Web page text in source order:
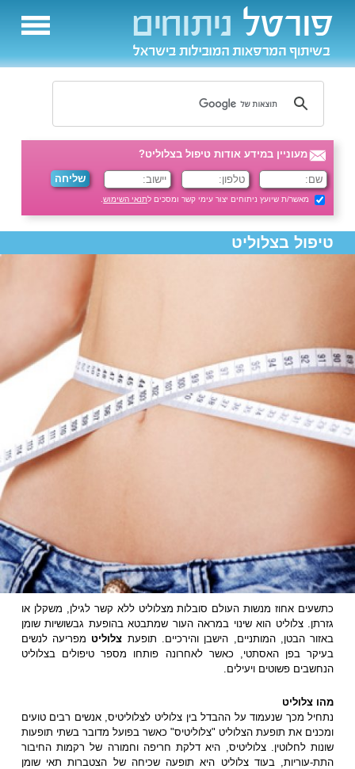
מעוניין במידע אודות טיפול בצלוליט?
מאשר/ת שיועץ ניתוחים יצור עימי קשר ומסכים לתנאי השימוש.
טיפול בצלוליט
כתשעים אחוז מנשות העולם סובלות מצלוליט ללא קשר לגילן, משקלן או
גזרתן. צלוליט הוא שינוי במראה העור שמתבטא בהופעת גבשושיות שומן
באזור הבטן, המותניים, הישבן והירכיים. תופעת צלוליט מפריעה לנשים
בעיקר בפן האסתטי, כאשר לאחרונה פותחו מספר טיפולים בצלוליט
הנחשבים פשוטים ויעילים.
מהו צלוליט
נתחיל מכך שנעמוד על ההבדל בין צלוליט לצלוליטיס, אנשים רבים טועים
ומכנים את תופעת הצלוליט "צלוליטיס" כאשר בפועל מדובר בשתי תופעות
שונות לחלוטין. צלוליטיס, היא דלקת חריפה וחמורה של רקמות החיבור
התת-עוריות, בעוד צלוליט היא תופעה שכיחה של הצטברות תאי שומן